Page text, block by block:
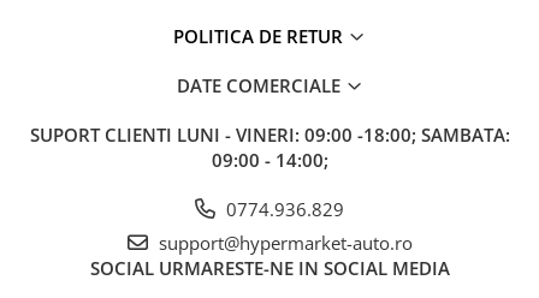
POLITICA DE RETUR
DATE COMERCIALE
SUPORT CLIENTI LUNI - VINERI: 09:00 -18:00; SAMBATA:
09:00 - 14:00;
0774.936.829
support@hypermarket-auto.ro
SOCIAL URMARESTE-NE IN SOCIAL MEDIA